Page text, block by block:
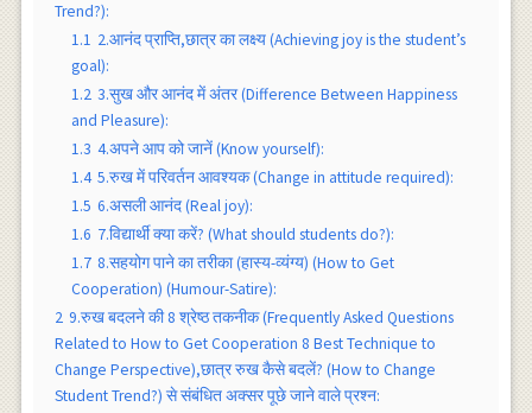
Trend?):
1.1 2.आनंद प्राप्ति,छात्र का लक्ष्य (Achieving joy is the student’s
goal):
1.2 3.सुख और आनंद में अंतर (Difference Between Happiness
and Pleasure):
1.3 4.अपने आप को जानें (Know yourself):
1.4 5.रुख में परिवर्तन आवश्यक (Change in attitude required):
1.5 6.असली आनंद (Real joy):
1.6 7.विद्यार्थी क्या करें? (What should students do?):
1.7 8.सहयोग पाने का तरीका (हास्य-व्यंग्य) (How to Get
Cooperation) (Humour-Satire):
2 9.रुख बदलने की 8 श्रेष्ठ तकनीक (Frequently Asked Questions
Related to How to Get Cooperation 8 Best Technique to
Change Perspective),छात्र रुख कैसे बदलें? (How to Change
Student Trend?) से संबंधित अक्सर पूछे जाने वाले प्रश्न: